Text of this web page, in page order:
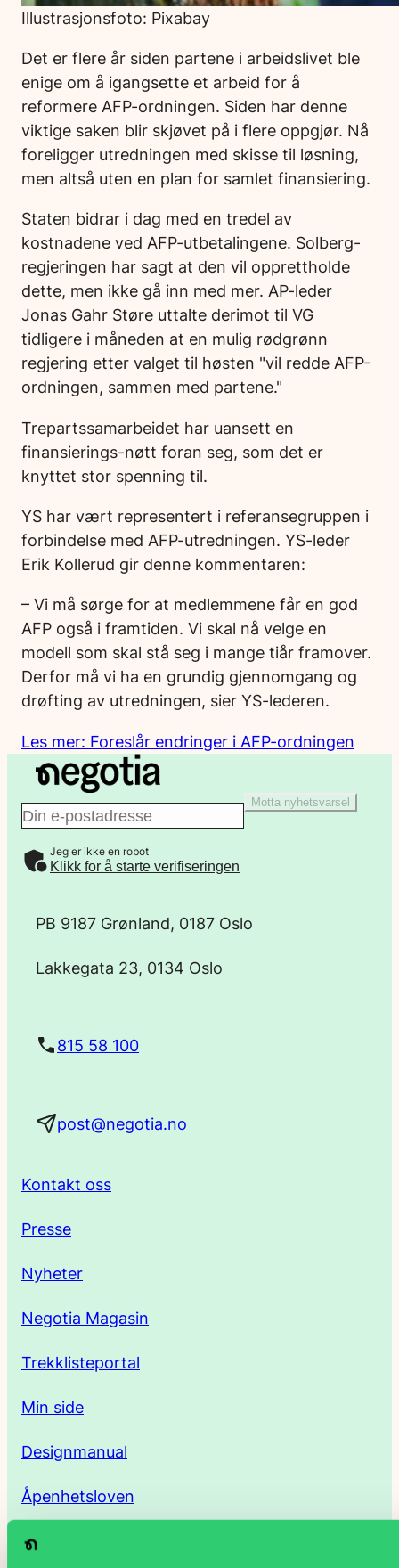
Illustrasjonsfoto: Pixabay
Det er flere år siden partene i arbeidslivet ble
enige om å igangsette et arbeid for å
reformere AFP-ordningen. Siden har denne
viktige saken blir skjøvet på i flere oppgjør. Nå
foreligger utredningen med skisse til løsning,
men altså uten en plan for samlet finansiering.
Staten bidrar i dag med en tredel av
kostnadene ved AFP-utbetalingene. Solberg-
regjeringen har sagt at den vil opprettholde
dette, men ikke gå inn med mer. AP-leder
Jonas Gahr Støre uttalte derimot til VG
tidligere i måneden at en mulig rødgrønn
regjering etter valget til høsten "vil redde AFP-
ordningen, sammen med partene."
Trepartssamarbeidet har uansett en
finansierings-nøtt foran seg, som det er
knyttet stor spenning til.
YS har vært representert i referansegruppen i
forbindelse med AFP-utredningen. YS-leder
Erik Kollerud gir denne kommentaren:
– Vi må sørge for at medlemmene får en god
AFP også i framtiden. Vi skal nå velge en
modell som skal stå seg i mange tiår framover.
Derfor må vi ha en grundig gjennomgang og
drøfting av utredningen, sier YS-lederen.
Les mer: Foreslår endringer i AFP-ordningen
E
-
Motta nyhetsvarsel
Jeg er ikke en robot
Klikk for å starte verifiseringen
PB 9187 Grønland, 0187 Oslo
Lakkegata 23, 0134 Oslo
815 58 100
post@negotia.no
Kontakt oss
Presse
Nyheter
Negotia Magasin
Trekklisteportal
Min side
Designmanual
Åpenhetsloven
Personvernerklæring